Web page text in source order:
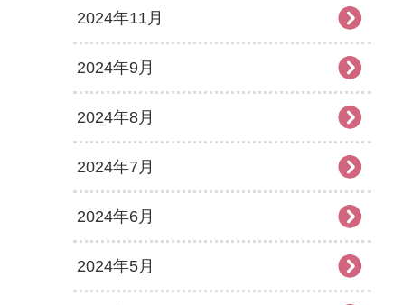
2024年11月
2024年9月
2024年8月
2024年7月
2024年6月
2024年5月